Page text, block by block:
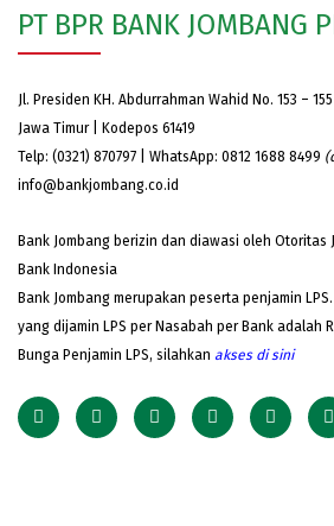
PT BPR BANK JOMBANG
Jl. Presiden KH. Abdurrahman Wahid No. 153 –
Jawa Timur | Kodepos 61419
Telp: (0321) 870797 | WhatsApp: 0812 1688 8499
info@bankjombang.co.id
Bank Jombang berizin dan diawasi oleh Otoritas
Bank Indonesia
Bank Jombang merupakan peserta penjamin
yang dijamin LPS per Nasabah per Bank adalah
Bunga Penjamin LPS, silahkan akses di sini